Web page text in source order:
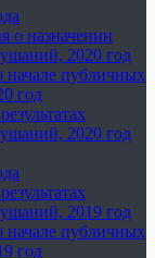
о назначении
2020 год
публичных
год
2020 год
2019 год
публичных
год